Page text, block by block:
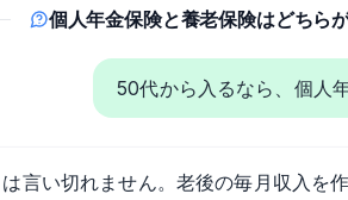
個人年金保険と養老保険はどちら
50代から入るなら、個人
言い切れません。老後の毎月収入を